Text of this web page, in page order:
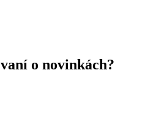
o novinkách?